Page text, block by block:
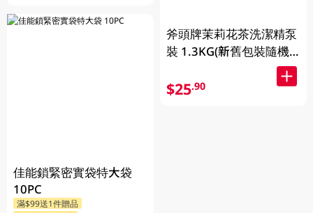
佳能鎖緊密實袋特大袋
10PC
滿$99送1件贈品
斧頭牌茉莉花茶洗潔精泵
裝 1.3KG(新舊包裝隨機
$25.90